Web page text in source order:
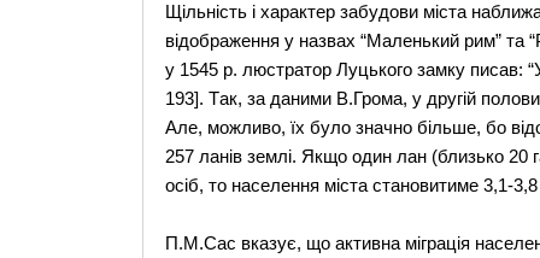
Щiльність i характер забудови міста
вiдображення у назвах “Mаленький рим” та
у 1545 р. люстратор Луцького замку писав:
193]. Tак, за даними В.Грома, у другiй
Aле, можливо, їх було значно бiльше, бо
257 ланiв землi. Якщо один лан (близько 20
осiб, то населення мiста становитиме 3,1-
П.М.Сас вказує, що активна міграція